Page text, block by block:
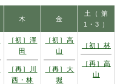
木 金
土（ 第
1・3 ）
［初］澤
田
［再］川
西・林
［初］高
山
［再］大
堀
［初］林
［再］高
山